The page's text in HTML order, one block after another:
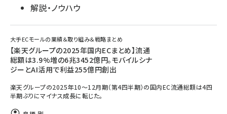
解説・ノウハウ
大手ECモールの業績＆取り組み＆戦略まとめ
【楽天グループの2025年国内ECまとめ】流通
総額は3.9%増の6兆3452億円。モバイルシナ
ジーとAI活用で利益255億円創出
楽天グループの2025年10～12月期（第4四半期）の国内EC流通総額は4四
半期ぶりにマイナス成長に転じた。